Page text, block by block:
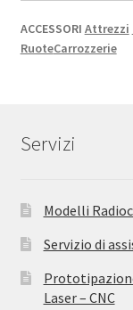
ACCESSORI Attrezzi
RuoteCarrozzerie
Servizi
Modelli
Servizio di
Laser – CNC